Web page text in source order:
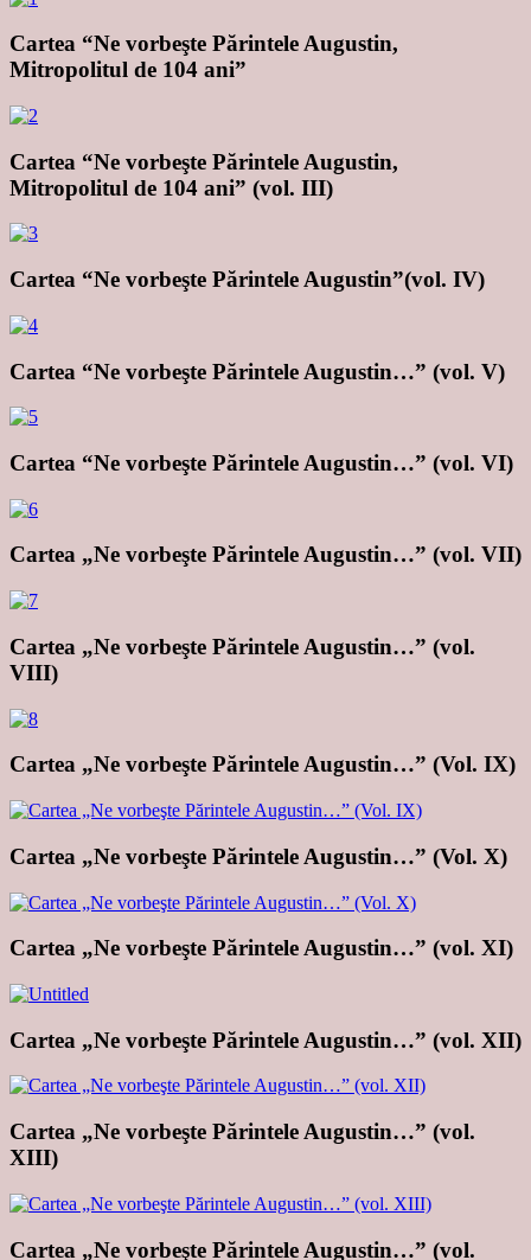
Cartea “Ne vorbeşte Părintele Augustin,
Mitropolitul de 104 ani”
Cartea “Ne vorbeşte Părintele Augustin,
Mitropolitul de 104 ani” (vol. III)
Cartea “Ne vorbeşte Părintele Augustin”(vol. IV)
Cartea “Ne vorbeşte Părintele Augustin…” (vol. V)
Cartea “Ne vorbeşte Părintele Augustin…” (vol. VI)
Cartea „Ne vorbeşte Părintele Augustin…” (vol. VII)
Cartea „Ne vorbeşte Părintele Augustin…” (vol.
VIII)
Cartea „Ne vorbeşte Părintele Augustin…” (Vol. IX)
Cartea „Ne vorbeşte Părintele Augustin…” (Vol. X)
Cartea „Ne vorbeşte Părintele Augustin…” (vol. XI)
Cartea „Ne vorbeşte Părintele Augustin…” (vol. XII)
Cartea „Ne vorbeşte Părintele Augustin…” (vol.
XIII)
Cartea „Ne vorbeşte Părintele Augustin…” (vol.